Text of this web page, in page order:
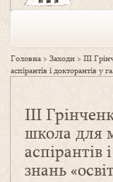
Головна >Заходи >ІІІ
аспірантів і докторантів у
ІІІ
школа для
аспірантів
знань